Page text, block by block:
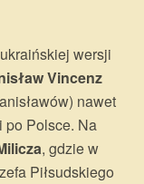
wersji
Vincenz
nawet
po Polsce. Na
, gdzie w
Piłsudskiego